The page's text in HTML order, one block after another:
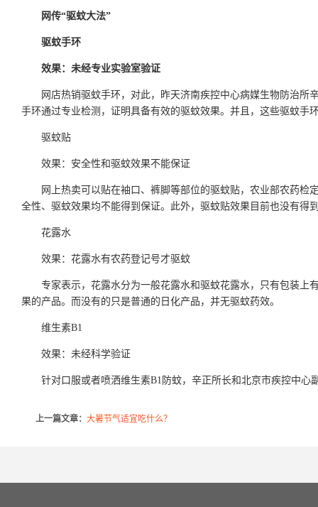
网传“驱蚊大法”
驱蚊手环
效果：未经专业实验室验证
网店热销驱蚊手环，对此，昨天济南疾控中心病媒生物防治
手环通过专业检测，证明具备有效的驱蚊效果。并且，这些驱蚊手
驱蚊贴
效果：安全性和驱蚊效果不能保证
网上热卖可以贴在袖口、裤脚等部位的驱蚊贴，农业部农药
全性、驱蚊效果均不能得到保证。此外，驱蚊贴效果目前也没有得
花露水
效果：花露水有农药登记号才驱蚊
专家表示，花露水分为一般花露水和驱蚊花露水，只有包装上
果的产品。而没有的只是普通的日化产品，并无驱蚊药效。
维生素B1
效果：未经科学验证
针对口服或者喷洒维生素B1防蚊，辛正所长和北京市疾控中
上一篇文章： 大暑节气适宜吃什么？